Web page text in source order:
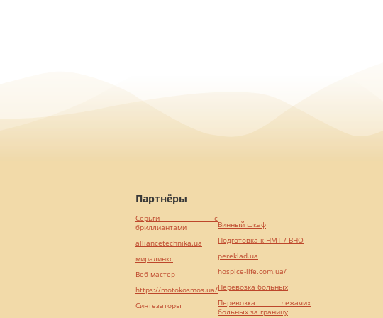
Партнёры
Серьги с
бриллиантами
alliancetechnika.ua
миралинкс
Веб мастер
https://motokosmos.ua/
Синтезаторы
Винный шкаф
Подготовка к НМТ / ВНО
pereklad.ua
hospice-life.com.ua/
Перевозка больных
Перевозка лежачих
больных за границу